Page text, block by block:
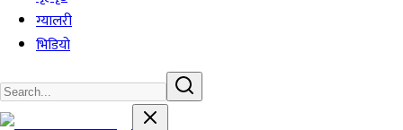
ग्यालरी
भिडियो